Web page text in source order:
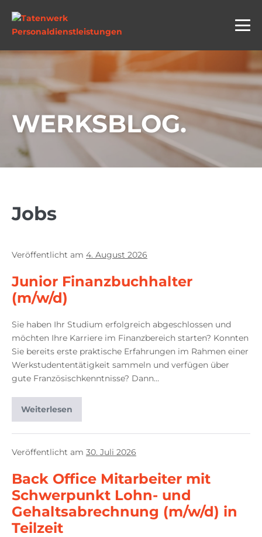
WERKSBLOG.
Jobs
Veröffentlicht am 4. August 2026
Junior Finanzbuchhalter
(m/w/d)
Sie haben Ihr Studium erfolgreich abgeschlossen und
möchten Ihre Karriere im Finanzbereich starten? Konnten
Sie bereits erste praktische Erfahrungen im Rahmen einer
Werkstudententätigkeit sammeln und verfügen über
gute Französischkenntnisse? Dann…
Weiterlesen
Veröffentlicht am 30. Juli 2026
Back Office Mitarbeiter mit
Schwerpunkt Lohn- und
Gehaltsabrechnung (m/w/d) in
Teilzeit